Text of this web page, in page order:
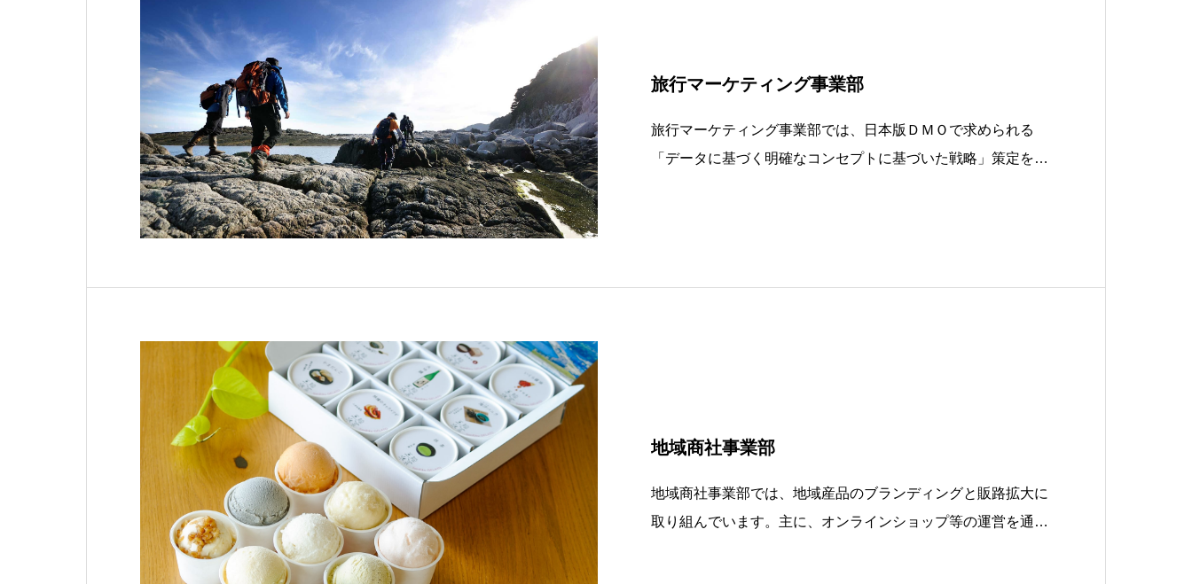
旅行マーケティング事業部
旅行マーケティング事業部では、日本版ＤＭＯで求められる
「データに基づく明確なコンセプトに基づいた戦略」策定をス
地域商社事業部
地域商社事業部では、地域産品のブランディングと販路拡大に
取り組んでいます。主に、オンラインショップ等の運営を通じ